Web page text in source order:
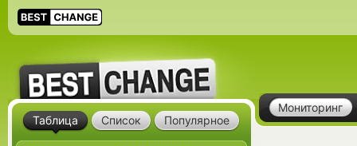
Мониторинг
Таблица Список Популярное